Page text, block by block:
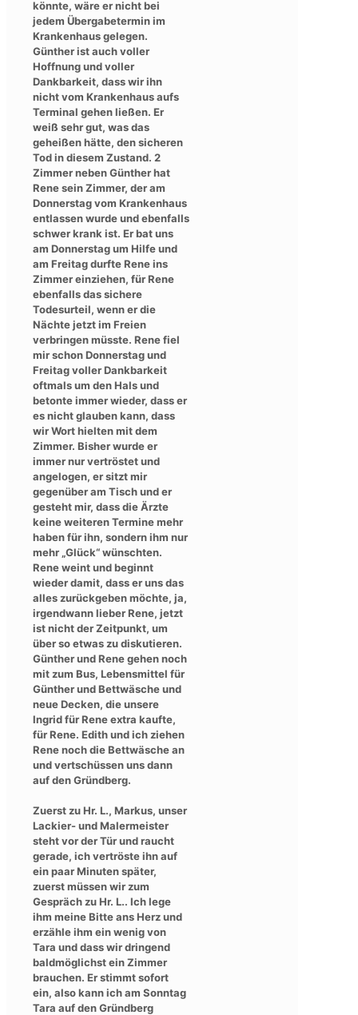
könnte, wäre er nicht bei
jedem Übergabetermin im
Krankenhaus gelegen.
Günther ist auch voller
Hoffnung und voller
Dankbarkeit, dass wir ihn
nicht vom Krankenhaus aufs
Terminal gehen ließen. Er
weiß sehr gut, was das
geheißen hätte, den sicheren
Tod in diesem Zustand. 2
Zimmer neben Günther hat
Rene sein Zimmer, der am
Donnerstag vom Krankenhaus
entlassen wurde und ebenfalls
schwer krank ist. Er bat uns
am Donnerstag um Hilfe und
am Freitag durfte Rene ins
Zimmer einziehen, für Rene
ebenfalls das sichere
Todesurteil, wenn er die
Nächte jetzt im Freien
verbringen müsste. Rene fiel
mir schon Donnerstag und
Freitag voller Dankbarkeit
oftmals um den Hals und
betonte immer wieder, dass er
es nicht glauben kann, dass
wir Wort hielten mit dem
Zimmer. Bisher wurde er
immer nur vertröstet und
angelogen, er sitzt mir
gegenüber am Tisch und er
gesteht mir, dass die Ärzte
keine weiteren Termine mehr
haben für ihn, sondern ihm nur
mehr „Glück“ wünschten.
Rene weint und beginnt
wieder damit, dass er uns das
alles zurückgeben möchte, ja,
irgendwann lieber Rene, jetzt
ist nicht der Zeitpunkt, um
über so etwas zu diskutieren.
Günther und Rene gehen noch
mit zum Bus, Lebensmittel für
Günther und Bettwäsche und
neue Decken, die unsere
Ingrid für Rene extra kaufte,
für Rene. Edith und ich ziehen
Rene noch die Bettwäsche an
und vertschüssen uns dann
auf den Gründberg.
Zuerst zu Hr. L., Markus, unser
Lackier- und Malermeister
steht vor der Tür und raucht
gerade, ich vertröste ihn auf
ein paar Minuten später,
zuerst müssen wir zum
Gespräch zu Hr. L.. Ich lege
ihm meine Bitte ans Herz und
erzähle ihm ein wenig von
Tara und dass wir dringend
baldmöglichst ein Zimmer
brauchen. Er stimmt sofort
ein, also kann ich am Sonntag
Tara auf den Gründberg